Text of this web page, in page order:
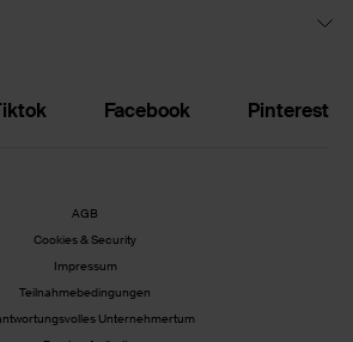
Facebook Pinterest
AGB
Cookies & Security
Impressum
Teilnahmebedingungen
Unternehmertum